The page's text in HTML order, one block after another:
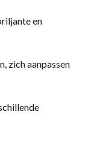
en
zich aanpassen